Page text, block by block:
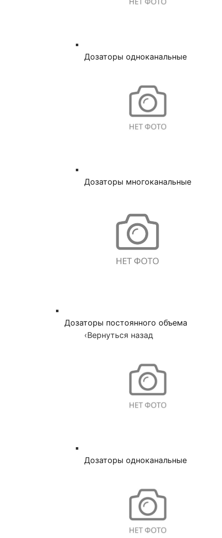
Дозаторы одноканальные
Дозаторы многоканальные
Дозаторы постоянного объема
‹Вернуться назад
Дозаторы одноканальные